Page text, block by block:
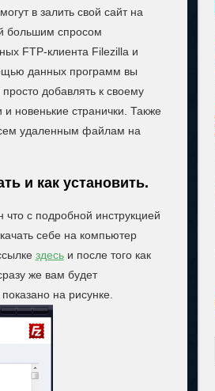
в залить свой сайт на
большим спросом
FTP-клиента Filezilla и
данных программ вы
добавлять к своему
новенькие странички. Также
удаленным файлам на
и как установить.
с подробной инструкцией
себе на компьютер
здесь и после того как
же вам будет
на рисунке.